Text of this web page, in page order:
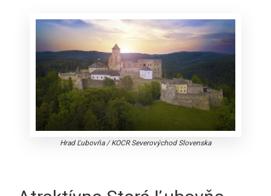
Hrad Ľubovňa/KOCR Severovýchod Slovenska